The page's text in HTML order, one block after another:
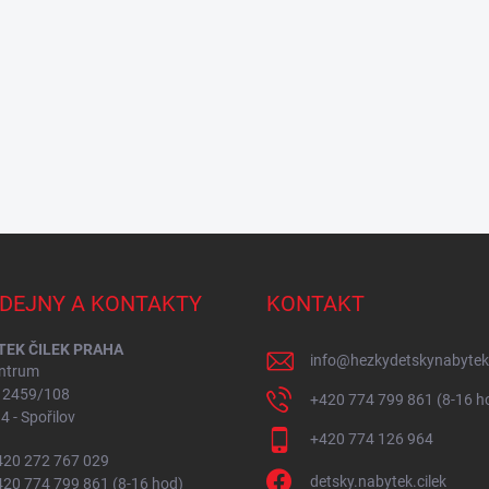
A KONTAKTY
ČILEK PRAHA
2459/108
- Spořilov
272 767 029
774 799 861 (8-16 hod)
KONTAKT
info@
+420 774 799 861 (8-16
+420 774 126 964
detsky.nabytek.cilek